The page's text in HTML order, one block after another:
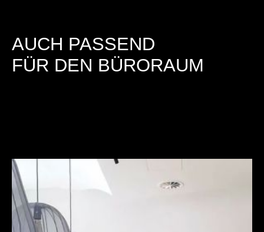
AUCH PASSEND
FÜR DEN BÜRORAUM